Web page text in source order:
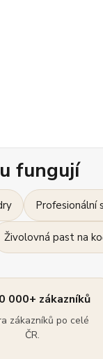
fungují
Profesionální
Živolovná past na
000+ zákazníků
zákazníků po celé
ČR.